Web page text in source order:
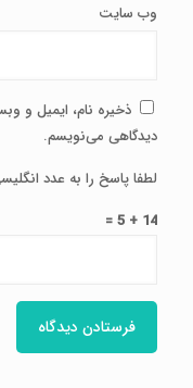
وب‌ سایت
ذخیره نام، ایمیل و
دیدگاهی می‌نویسم.
لطفا پاسخ را به عدد
14 + 5 =